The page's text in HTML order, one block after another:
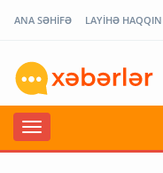
ANA SƏHİFƏ LAYİHƏ